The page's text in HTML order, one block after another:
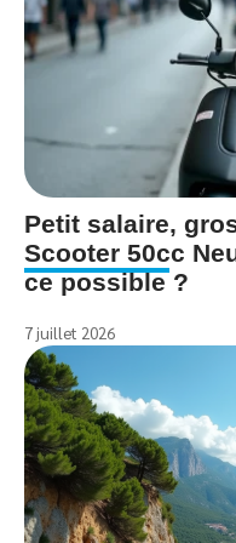
Petit salaire,
Scooter 50cc
ce possible ?
7 juillet 2026